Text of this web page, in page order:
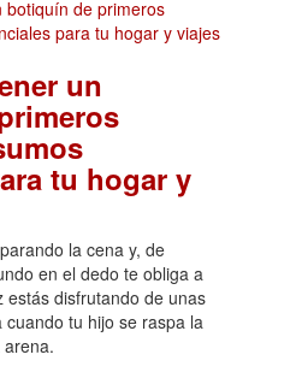
un
tu hogar y
la cena y, de
en el dedo te obliga a
estás disfrutando de unas
tu hijo se raspa la